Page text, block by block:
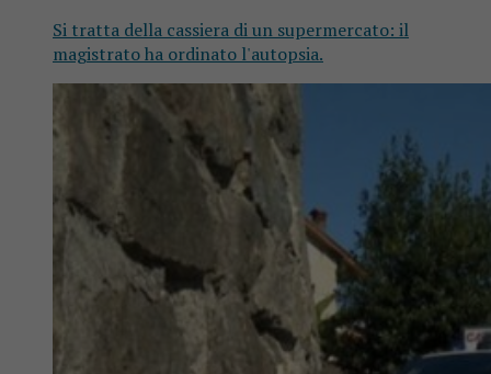
Si tratta della cassiera di un supermercato: il
magistrato ha ordinato l'autopsia.